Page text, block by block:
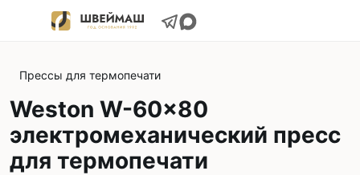
Прессы для термопечати
Weston W-60x80
электромеханический пресс
для термопечати